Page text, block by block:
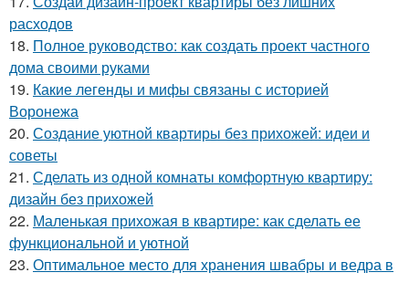
расходов
18. Полное руководство: как создать проект частного
дома своими руками
19. Какие легенды и мифы связаны с историей
Воронежа
20. Создание уютной квартиры без прихожей: идеи и
советы
21. Сделать из одной комнаты комфортную квартиру:
дизайн без прихожей
22. Маленькая прихожая в квартире: как сделать ее
функциональной и уютной
23. Оптимальное место для хранения швабры и ведра в